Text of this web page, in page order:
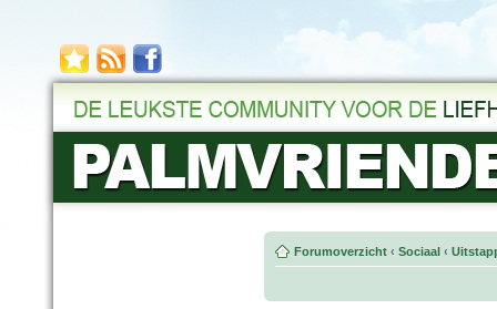
Forumoverzicht ‹ Sociaal ‹